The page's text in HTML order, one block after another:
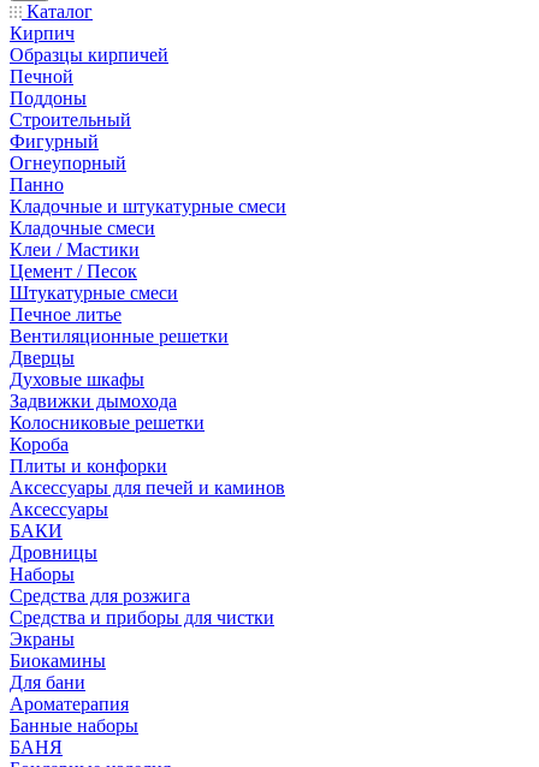
Каталог
Кирпич
Образцы кирпичей
Печной
Поддоны
Строительный
Фигурный
Огнеупорный
Панно
Кладочные и штукатурные смеси
Кладочные смеси
Клеи / Мастики
Цемент / Песок
Штукатурные смеси
Печное литье
Вентиляционные решетки
Дверцы
Духовые шкафы
Задвижки дымохода
Колосниковые решетки
Короба
Плиты и конфорки
Аксессуары для печей и каминов
Аксессуары
БАКИ
Дровницы
Наборы
Средства для розжига
Средства и приборы для чистки
Экраны
Биокамины
Для бани
Ароматерапия
Банные наборы
БАНЯ